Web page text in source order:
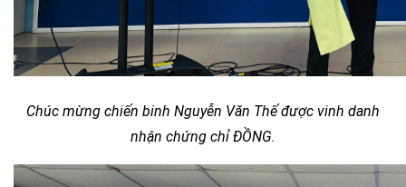
Chúc mừng chiến binh Nguyễn Văn Thế được vinh danh
nhận chứng chỉ ĐỒNG.